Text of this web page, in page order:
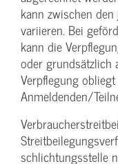
kann zwischen
variieren. Bei
kann die
oder grundsätzlich
Verpflegung
Anmeldenden/­
schlichtungs­stelle